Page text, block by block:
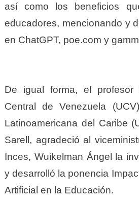
así como los beneficios
educadores, mencionando y
en ChatGPT, poe.com y
De igual forma, el profesor
Central de Venezuela
Latinoamericana del Caribe
Sarell, agradeció al
Inces, Wuikelman Ángel la
y desarrolló la ponencia
Artificial en la Educación.